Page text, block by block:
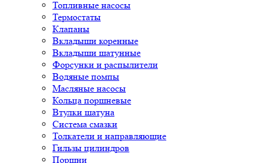
Топливные насосы
Термостаты
Клапаны
Вкладыши коренные
Вкладыши шатунные
Форсунки и распылители
Водяные помпы
Масляные насосы
Кольца поршневые
Втулки шатуна
Система смазки
Толкатели и направляющие
Гильзы цилиндров
Поршни